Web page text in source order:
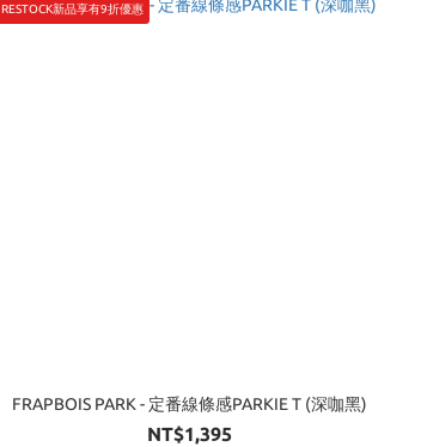
RESTOCK新品享有9折優惠
FRAPBOIS PARK - 定番線條感PARKIE T (深咖黑)
NT$1,395